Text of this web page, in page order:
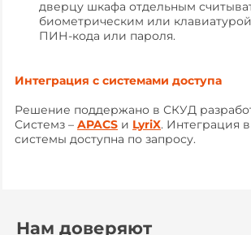
дверцу шкафа отдельным
биометрическим или
ПИН-кода или пароля.
Интеграция с системами доступа
Решение поддержано в СКУД
Системз – APACS и LyriX. Интеграция
системы доступна по запросу.
Нам доверяют